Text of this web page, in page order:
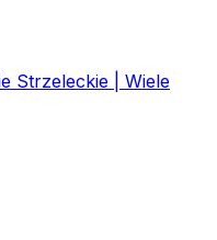
Strzeleckie | Wiele